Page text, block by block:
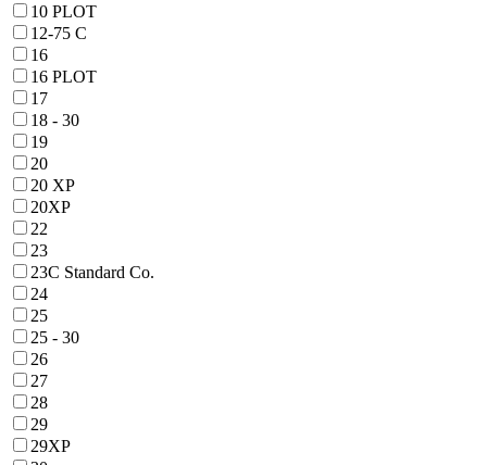
10 PLOT
12-75 C
16
16 PLOT
17
18 - 30
19
20
20 XP
20XP
22
23
23C Standard Co.
24
25
25 - 30
26
27
28
29
29XP